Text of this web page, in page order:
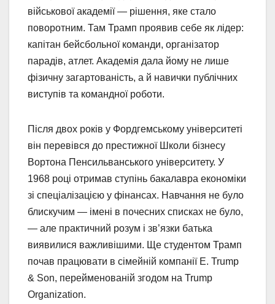
військової академії — рішення, яке стало
поворотним. Там Трамп проявив себе як лідер:
капітан бейсбольної команди, організатор
парадів, атлет. Академія дала йому не лише
фізичну загартованість, а й навички публічних
виступів та командної роботи.
Після двох років у Фордгемському університеті
він перевівся до престижної Школи бізнесу
Вортона Пенсильванського університету. У
1968 році отримав ступінь бакалавра економіки
зі спеціалізацією у фінансах. Навчання не було
блискучим — імені в почесних списках не було,
— але практичний розум і зв’язки батька
виявилися важливішими. Ще студентом Трамп
почав працювати в сімейній компанії E. Trump
& Son, перейменованій згодом на Trump
Organization.